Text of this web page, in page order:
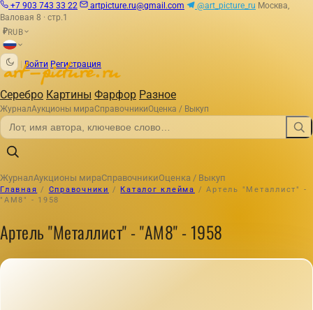
+7 903 743 33 22 artpicture.ru@gmail.com @art_picture_ru Москва,
Валовая 8 · стр.1
₽RUB
Войти Регистрация
Серебро Картины Фарфор Разное
ЖурналАукционы мираСправочникиОценка / Выкуп
ЖурналАукционы мираСправочникиОценка / Выкуп
Главная / Справочники / Каталог клейма / Артель "Металлист" -
"АМ8" - 1958
Артель "Металлист" - "АМ8" - 1958